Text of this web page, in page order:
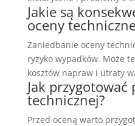
Jakie są
oceny
Zaniedbanie oceny
ryzyko wypadków. Może
kosztów napraw i utraty
Jak
technicznej?
Przed oceną warto